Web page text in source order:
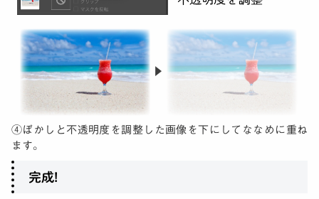
④ぼかしと不透明度を調整した画像を下にしてななめに重ね
ます。
完成!